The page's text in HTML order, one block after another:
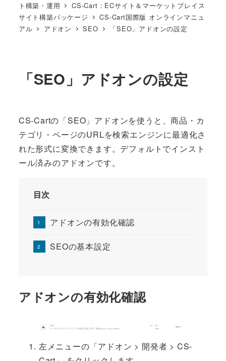
ト構築・運用
CS-Cart：ECサイト＆マーケットプレイス
サイト構築パッケージ
CS-Cart国際版 オンラインマニュ
アル
アドオン SEO 「SEO」アドオンの設定
「SEO」アドオンの設定
CS-Cartの「SEO」アドオンを使うと、商品・カ
テゴリ・ページのURLを検索エンジンに最適化さ
れた形式に変換できます。デフォルトでインスト
ール済みのアドオンです。
目次
アドオンの有効化確認
SEOの基本設定
アドオンの有効化確認
左メニューの「アドオン > 開発者 > CS-